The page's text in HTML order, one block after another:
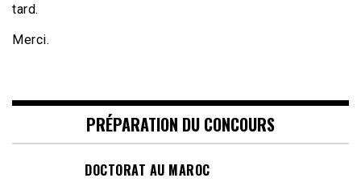
tard.
Merci.
PRÉPARATION DU CONCOURS
DOCTORAT AU MAROC